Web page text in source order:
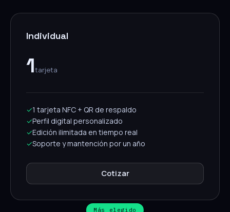
Individual
1tarjeta
✓1 tarjeta NFC + QR de respaldo
✓Perfil digital personalizado
✓Edición ilimitada en tiempo real
✓Soporte y mantención por un año
Cotizar
Más elegido